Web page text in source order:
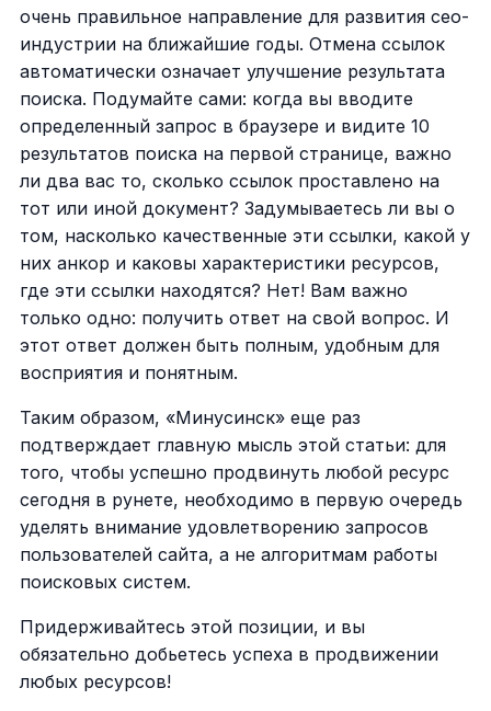
очень правильное направление для развития сео-
индустрии на ближайшие годы. Отмена ссылок
автоматически означает улучшение результата
поиска. Подумайте сами: когда вы вводите
определенный запрос в браузере и видите 10
результатов поиска на первой странице, важно
ли два вас то, сколько ссылок проставлено на
тот или иной документ? Задумываетесь ли вы о
том, насколько качественные эти ссылки, какой у
них анкор и каковы характеристики ресурсов,
где эти ссылки находятся? Нет! Вам важно
только одно: получить ответ на свой вопрос. И
этот ответ должен быть полным, удобным для
восприятия и понятным.
Таким образом, «Минусинск» еще раз
подтверждает главную мысль этой статьи: для
того, чтобы успешно продвинуть любой ресурс
сегодня в рунете, необходимо в первую очередь
уделять внимание удовлетворению запросов
пользователей сайта, а не алгоритмам работы
поисковых систем.
Придерживайтесь этой позиции, и вы
обязательно добьетесь успеха в продвижении
любых ресурсов!